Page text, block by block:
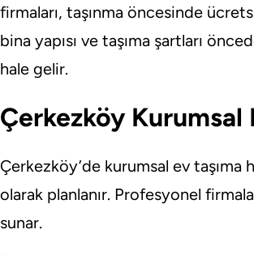
firmaları, taşınma öncesinde
bina yapısı ve taşıma şartları
hale gelir.
Çerkezköy
Çerkezköy’de kurumsal ev
olarak planlanır. Profesyonel
sunar.